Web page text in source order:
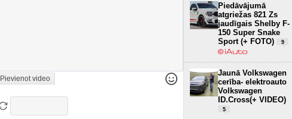
Pievienot video
Piedāvājumā
atgriežas 821 Zs
jaudīgais Shelby F-
150 Super Snake
Sport (+ FOTO)
9
Jaunā Volkswagen
cerība- elektroauto
Volkswagen
ID.Cross(+ VIDEO)
5